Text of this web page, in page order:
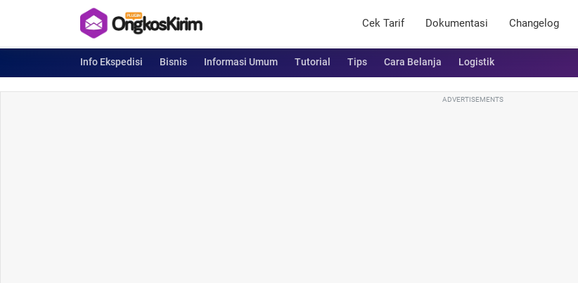
Cek Tarif Dokumentasi Changelog
Info Ekspedisi Bisnis Informasi Umum Tutorial Tips Cara Belanja Logistik
ADVERTISEMENTS